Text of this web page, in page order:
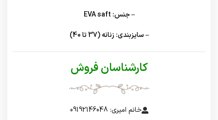
– جنس:
– سایزبندی:زنانه (37 تا 40)
کارشناسان فروش
خانم امیری: 09192146048